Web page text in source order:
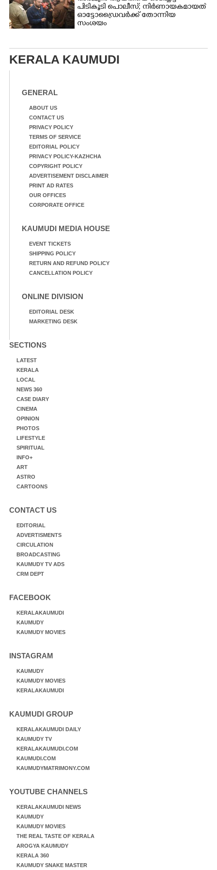
പിടികൂടി പൊലീസ്; നിർണായകമായത്
ഓട്ടോഡ്രൈവർക്ക് തോന്നിയ
സംശയം
KERALA KAUMUDI
GENERAL
ABOUT US
CONTACT US
PRIVACY POLICY
TERMS OF SERVICE
EDITORIAL POLICY
PRIVACY POLICY-KAZHCHA
COPYRIGHT POLICY
ADVERTISEMENT DISCLAIMER
PRINT AD RATES
OUR OFFICES
CORPORATE OFFICE
KAUMUDI MEDIA HOUSE
EVENT TICKETS
SHIPPING POLICY
RETURN AND REFUND POLICY
CANCELLATION POLICY
ONLINE DIVISION
EDITORIAL DESK
MARKETING DESK
SECTIONS
LATEST
KERALA
LOCAL
NEWS 360
CASE DIARY
CINEMA
OPINION
PHOTOS
LIFESTYLE
SPIRITUAL
INFO+
ART
ASTRO
CARTOONS
CONTACT US
EDITORIAL
ADVERTISMENTS
CIRCULATION
BROADCASTING
KAUMUDY TV ADS
CRM DEPT
FACEBOOK
KERALAKAUMUDI
KAUMUDY
KAUMUDY MOVIES
INSTAGRAM
KAUMUDY
KAUMUDY MOVIES
KERALAKAUMUDI
KAUMUDI GROUP
KERALAKAUMUDI DAILY
KAUMUDY TV
KERALAKAUMUDI.COM
KAUMUDI.COM
KAUMUDYMATRIMONY.COM
YOUTUBE CHANNELS
KERALAKAUMUDI NEWS
KAUMUDY
KAUMUDY MOVIES
THE REAL TASTE OF KERALA
AROGYA KAUMUDY
KERALA 360
KAUMUDY SNAKE MASTER